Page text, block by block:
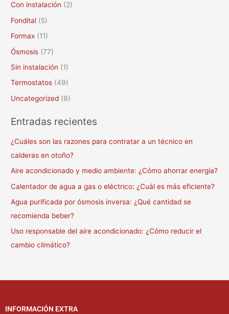
Con instalación (2)
Fondital (5)
Formax (11)
Ósmosis (77)
Sin instalación (1)
Termostatos (49)
Uncategorized (9)
Entradas recientes
¿Cuáles son las razones para contratar a un técnico en
calderas en otoño?
Aire acondicionado y medio ambiente: ¿Cómo ahorrar energía?
Calentador de agua a gas o eléctrico: ¿Cuál es más eficiente?
Agua purificada por ósmosis inversa: ¿Qué cantidad se
recomienda beber?
Uso responsable del aire acondicionado: ¿Cómo reducir el
cambio climático?
INFORMACIÓN EXTRA